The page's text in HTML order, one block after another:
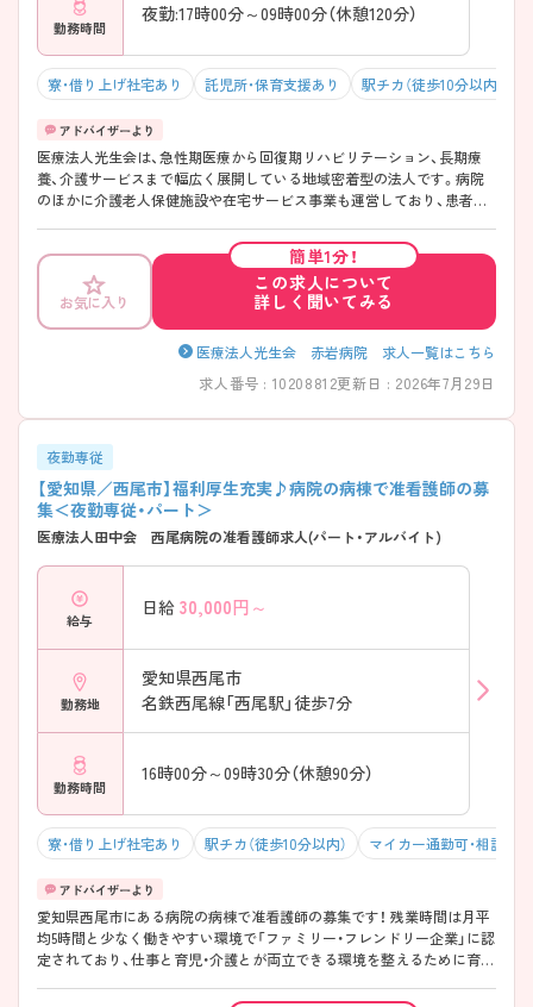
勤務時間
夜勤:17時00分～09時00分（休憩120分）
寮・借り上げ社宅あり 託児所・保育支援あり 駅チカ（徒歩10分以内）
医療法人光生会は、急性期医療から回復期リハビリテーション、長期療
養、介護サービスまで幅広く展開している地域密着型の法人です。病院
のほかに介護老人保健施設や在宅サービス事業も運営しており、患者様
っています。また、健診事業にも力を入れており、「予防・治療・リハビリ・
介護」を一貫して支える体制が魅力です。残業時間の抑制や育児時短勤
務制度など働きやすさにも配慮されており、長く安心してキャリアを築
きたい方にもおすすめできる法人です！
――――――――――――――― ■ 「働きやすい」がしっかり整う♪
――――――――――――――― 職員が無理なく働ける環境づくりを
も勤務時間としてカウント ・過度な早出が発生しにくい体制 ・急な休み
が発生してもチームで助け合う風土あり → 長期的に安心して働きやす
ポート！ ――――――――――――――― ライフステージの変化にも柔
軟に対応しています。 ・育児時短勤務制度あり（入社後） ・急なお休みも
相談しやすい雰囲気 ・家庭との両立を大切にできる環境 → 子育て中の
方も安心して勤務しやすい職場です♪
――――――――――――――― ■ 幅広い医療を経験できる！
――――――――――――――― 多様な患者様に関わりながらスキル
ある環境 ・回復期リハビリテーション病棟を保有 ・多職種連携を学べる
環境 ・在宅復帰支援にも継続して関われる → 看護師として経験の幅を
広げたい方におすすめです♪ ――――――――――――――― ■ 地域
を支える医療法人です！ ――――――――――――――― 地域包括ケア
の一翼を担う存在として活躍しています。 ・病院、老健、在宅サービスを
展開 ・健診から介護まで切れ目のない支援 ・地域医療機関との連携体制
あり ・地域に根差した医療・介護を実践 → 地域医療に貢献したい方にも
ぴったりの環境です♪
お気に入り
簡単1分！
この求人について
詳しく聞いてみる
医療法人光生会 赤岩病院 求人一覧はこちら
求人番号 : 10208812更新日 : 2026年7月29日
夜勤専従
【愛知県／西尾市】福利厚生充実♪病院の病棟で准看護師の募
集＜夜勤専従・パート＞
医療法人田中会 西尾病院の准看護師求人(パート・アルバイト)
給与
日給 30,000円～
勤務地
愛知県西尾市
名鉄西尾線「西尾駅」徒歩7分
勤務時間
16時00分～09時30分（休憩90分）
寮・借り上げ社宅あり 駅チカ（徒歩10分以内） マイカー通勤可・相談可
愛知県西尾市にある病院の病棟で准看護師の募集です！ 残業時間は月平
均5時間と少なく働きやすい環境で「ファミリー・フレンドリー企業」に認
定されており、仕事と育児・介護とが両立できる環境を整えるために育児
ます。また、職場の風土になじめる様に、看護部長の面談があり、ローテ